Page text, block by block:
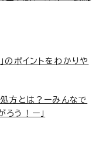
のポイントをわかりや
方とは？ーみんなで
う！ー」